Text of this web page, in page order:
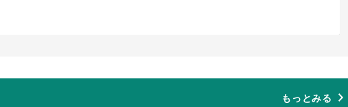
もっとみる